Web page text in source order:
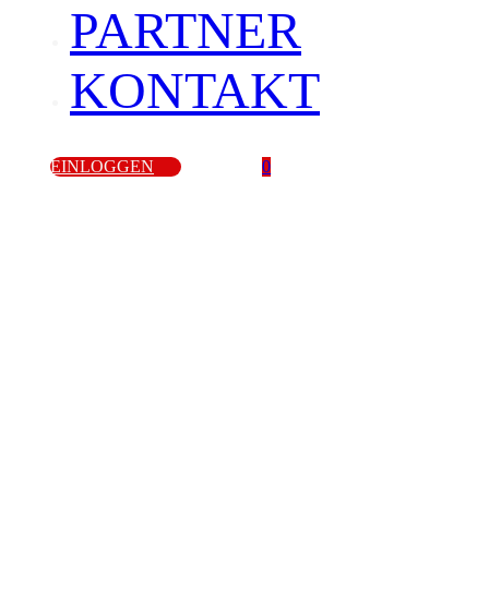
PARTNER
KONTAKT
EINLOGGEN 0